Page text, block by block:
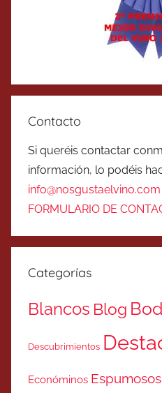
Contacto
Si queréis contactar
información, lo podéis
info@nosgustaelvino.com
FORMULARIO DE
Categorías
Blancos Blog
Descubrimientos
Económinos Espumosos